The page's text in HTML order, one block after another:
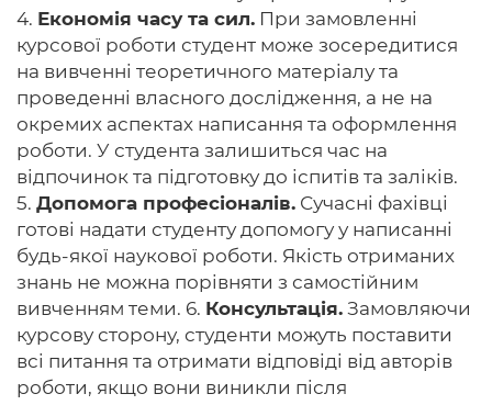
4. Економія часу та сил. При замовленні
курсової роботи студент може зосередитися
на вивченні теоретичного матеріалу та
проведенні власного дослідження, а не на
окремих аспектах написання та оформлення
роботи. У студента залишиться час на
відпочинок та підготовку до іспитів та заліків.
5. Допомога професіоналів. Сучасні фахівці
готові надати студенту допомогу у написанні
будь-якої наукової роботи. Якість отриманих
знань не можна порівняти з самостійним
вивченням теми. 6. Консультація. Замовляючи
курсову сторону, студенти можуть поставити
всі питання та отримати відповіді від авторів
роботи, якщо вони виникли після